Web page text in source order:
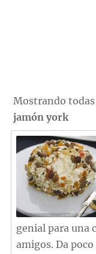
Mostrando
jamón york
genial para una
amigos. Da